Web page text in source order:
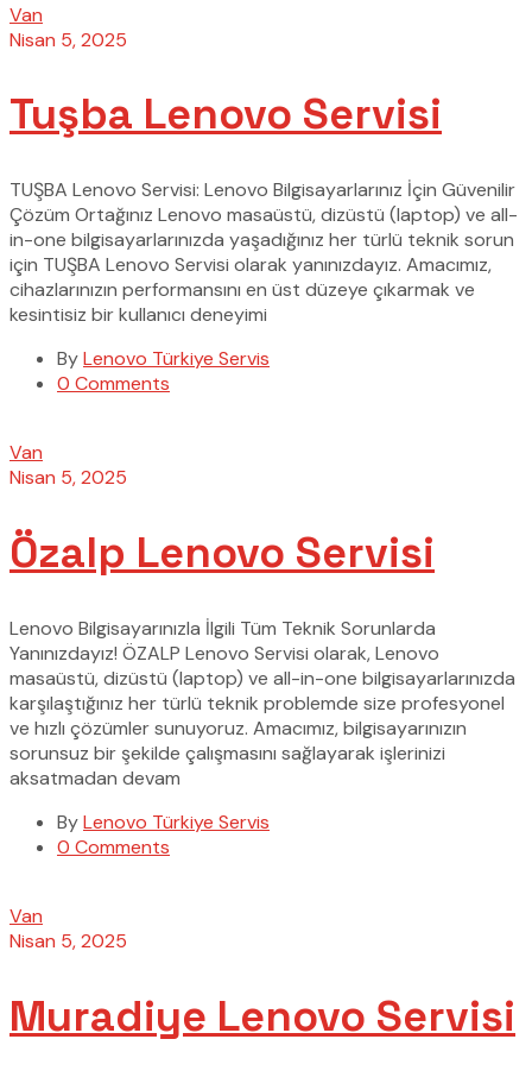
Van
Nisan 5, 2025
Tuşba Lenovo Servisi
TUŞBA Lenovo Servisi: Lenovo Bilgisayarlarınız İçin Güvenilir
Çözüm Ortağınız Lenovo masaüstü, dizüstü (laptop) ve all-
in-one bilgisayarlarınızda yaşadığınız her türlü teknik sorun
için TUŞBA Lenovo Servisi olarak yanınızdayız. Amacımız,
cihazlarınızın performansını en üst düzeye çıkarmak ve
kesintisiz bir kullanıcı deneyimi
ByLenovo Türkiye Servis
0 Comments
Van
Nisan 5, 2025
Özalp Lenovo Servisi
Lenovo Bilgisayarınızla İlgili Tüm Teknik Sorunlarda
Yanınızdayız! ÖZALP Lenovo Servisi olarak, Lenovo
masaüstü, dizüstü (laptop) ve all-in-one bilgisayarlarınızda
karşılaştığınız her türlü teknik problemde size profesyonel
ve hızlı çözümler sunuyoruz. Amacımız, bilgisayarınızın
sorunsuz bir şekilde çalışmasını sağlayarak işlerinizi
aksatmadan devam
ByLenovo Türkiye Servis
0 Comments
Van
Nisan 5, 2025
Muradiye Lenovo Servisi